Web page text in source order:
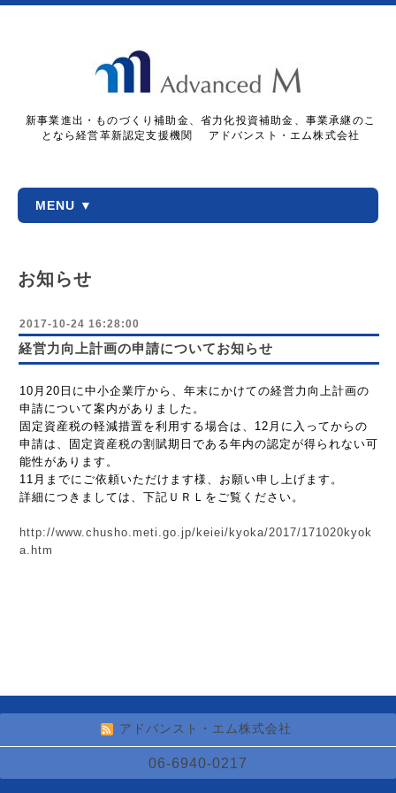
新事業進出・ものづくり補助金、省力化投資補助金、事業承継のこ
となら経営革新認定支援機関 アドバンスト・エム株式会社
MENU ▼
お知らせ
2017-10-24 16:28:00
経営力向上計画の申請についてお知らせ
10月20日に中小企業庁から、年末にかけての経営力向上計画の
申請について案内がありました。
固定資産税の軽減措置を利用する場合は、12月に入ってからの
申請は、固定資産税の割賦期日である年内の認定が得られない可
能性があります。
11月までにご依頼いただけます様、お願い申し上げます。
詳細につきましては、下記ＵＲＬをご覧ください。
http://www.chusho.meti.go.jp/keiei/kyoka/2017/171020kyok
a.htm
アドバンスト・エム株式会社
06-6940-0217